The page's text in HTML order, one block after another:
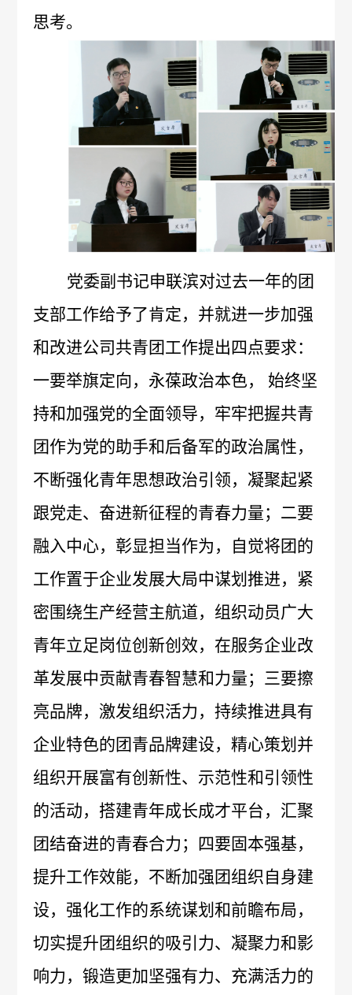
光
影
生
们
识
科
普
不
良
良
事
件
报
告
医
学
加
入
们
工
机
会
闻
中
公
新
闻
党
专
区
党
建
工
作
纪
群
团
动
态
信
息
公
开
药
品
生
产
质
范
执
行
情
况
批
签
招
标
公
告
招
标
信
息
中
公
示
信
息
思考。
党委副书记申联滨对过去一年的团
支部工作给予了肯定，并就进一步加强
和改进公司共青团工作提出四点要求：
一要举旗定向，永葆政治本色，
始终坚
持和加强党的全面领导，牢牢把握共青
团作为党的助手和后备军的政治属性，
不断强化青年思想政治引领，凝聚起紧
跟党走、奋进新征程的青春力量； 二要
融入中心，彰显担当作为 ，自觉将团的
工作置于企业发展大局中谋划推进，紧
密围绕生产经营主航道，组织动员广大
青年立足岗位创新创效，在服务企业改
革发展中贡献青春智慧和力量；三要擦
亮品牌，激发组织活力，持续推进具有
企业特色的团青品牌建设，精心策划并
组织开展富有创新性、示范性和引领性
的活动，搭建青年成长成才平台，汇聚
团结奋进的青春合力；四要固本强基，
提升工作效能， 不断加强团组织自身建
设，强化工作的系统谋划和前瞻布局，
切实提升团组织的吸引力、凝聚力和影
响力，锻造更加坚强有力、充满活力的